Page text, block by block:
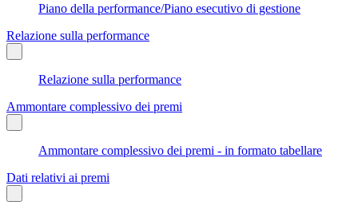
Piano della performance/Piano esecutivo di gestione
Relazione sulla performance
Relazione sulla performance
Ammontare complessivo dei premi
Ammontare complessivo dei premi - in formato tabellare
Dati relativi ai premi